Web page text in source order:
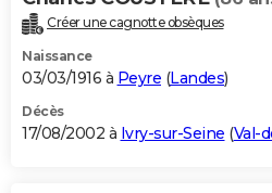
Créer une cagnotte obsèques
Naissance
03/03/1916 à Peyre (Landes)
Décès
17/08/2002 à Ivry-sur-Seine (Val-